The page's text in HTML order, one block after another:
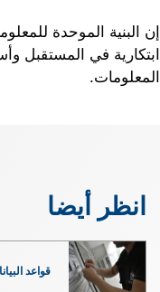
إن البنية الموحدة
ابتكارية في المستقبل
المعلومات.
انظر أيضا
قواعد